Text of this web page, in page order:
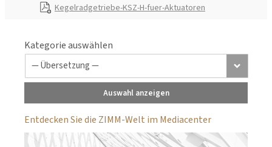
Kegelradgetriebe-KSZ-H-fuer-Aktuatoren
Kategorie auswählen
Auswahl anzeigen
Entdecken Sie die ZIMM-Welt im Mediacenter